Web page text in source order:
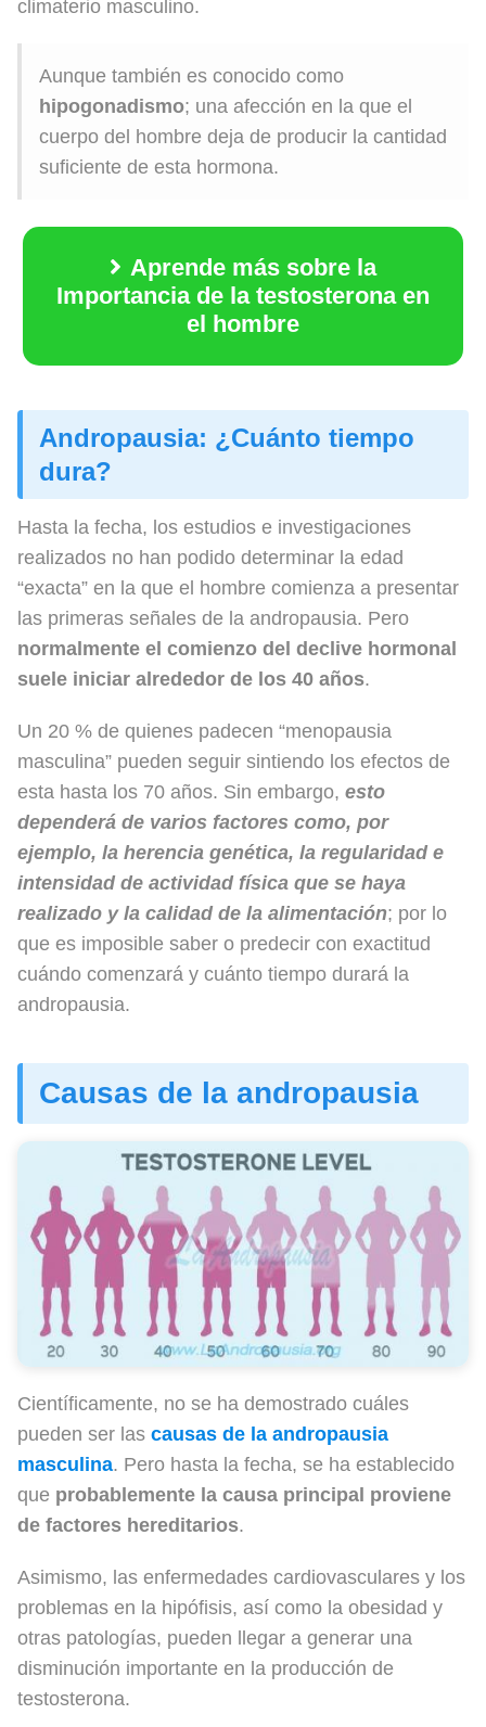
climaterio masculino.
Aunque también es conocido como
hipogonadismo; una afección en la que el
cuerpo del hombre deja de producir la cantidad
suficiente de esta hormona.
Aprende más sobre la
Importancia de la testosterona en
el hombre
Andropausia: ¿Cuánto tiempo
dura?
Hasta la fecha, los estudios e investigaciones
realizados no han podido determinar la edad
“exacta” en la que el hombre comienza a presentar
las primeras señales de la andropausia. Pero
normalmente el comienzo del declive hormonal
suele iniciar alrededor de los 40 años.
Un 20 % de quienes padecen “menopausia
masculina” pueden seguir sintiendo los efectos de
esta hasta los 70 años. Sin embargo, esto
dependerá de varios factores como, por
ejemplo, la herencia genética, la regularidad e
intensidad de actividad física que se haya
realizado y la calidad de la alimentación; por lo
que es imposible saber o predecir con exactitud
cuándo comenzará y cuánto tiempo durará la
andropausia.
Causas de la andropausia
Científicamente, no se ha demostrado cuáles
pueden ser las causas de la andropausia
masculina. Pero hasta la fecha, se ha establecido
que probablemente la causa principal proviene
de factores hereditarios.
Asimismo, las enfermedades cardiovasculares y los
problemas en la hipófisis, así como la obesidad y
otras patologías, pueden llegar a generar una
disminución importante en la producción de
testosterona.